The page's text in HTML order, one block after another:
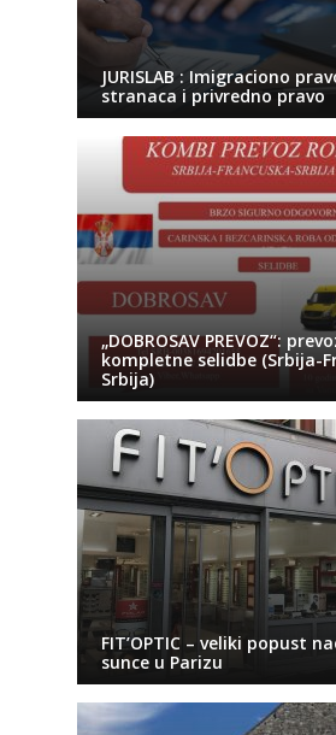
JURISLAB : Imigraciono
stranaca i privredno pravo
„DOBROSAV PREVOZ“:
kompletne selidbe (Srbija-
Srbija)
FIT’OPTIC – veliki popust
sunce u Parizu